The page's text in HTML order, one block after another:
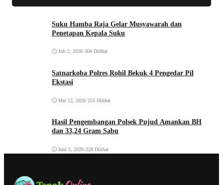
Suku Hamba Raja Gelar Musyawarah dan
Penetapan Kepala Suku
Juli 2, 2026•304 Dilihat
Satnarkoba Polres Rohil Bekuk 4 Pengedar Pil
Ekstasi
Mei 12, 2026•255 Dilihat
Hasil Pengembangan Polsek Pujud Amankan BH
dan 33,24 Gram Sabu
Juni 5, 2026•228 Dilihat